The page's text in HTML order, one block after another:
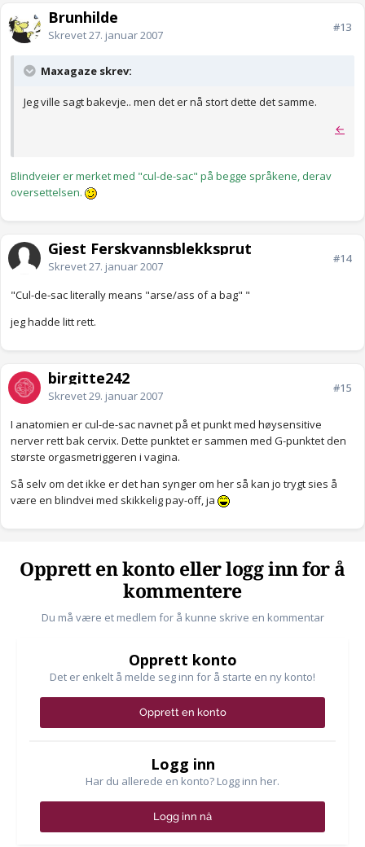
Brunhilde
Skrevet27. januar 2007
#13
Maxagaze skrev:
Jeg ville sagt bakevje.. men det er nå stort dette det samme.
←
Blindveier er merket med "cul-de-sac" på begge språkene, derav
oversettelsen.
Gjest Ferskvannsblekksprut
Skrevet27. januar 2007
#14
"Cul-de-sac literally means "arse/ass of a bag" "
jeg hadde litt rett.
birgitte242
Skrevet29. januar 2007
#15
I anatomien er cul-de-sac navnet på et punkt med høysensitive
nerver rett bak cervix. Dette punktet er sammen med G-punktet den
største orgasmetriggeren i vagina.
Så selv om det ikke er det han synger om her så kan jo trygt sies å
være en blindvei med skikkelig pay-off, ja
Opprett en konto eller logg inn for å
kommentere
Du må være et medlem for å kunne skrive en kommentar
Opprett konto
Det er enkelt å melde seg inn for å starte en ny konto!
Opprett en konto
Logg inn
Har du allerede en konto? Logg inn her.
Logg inn nå